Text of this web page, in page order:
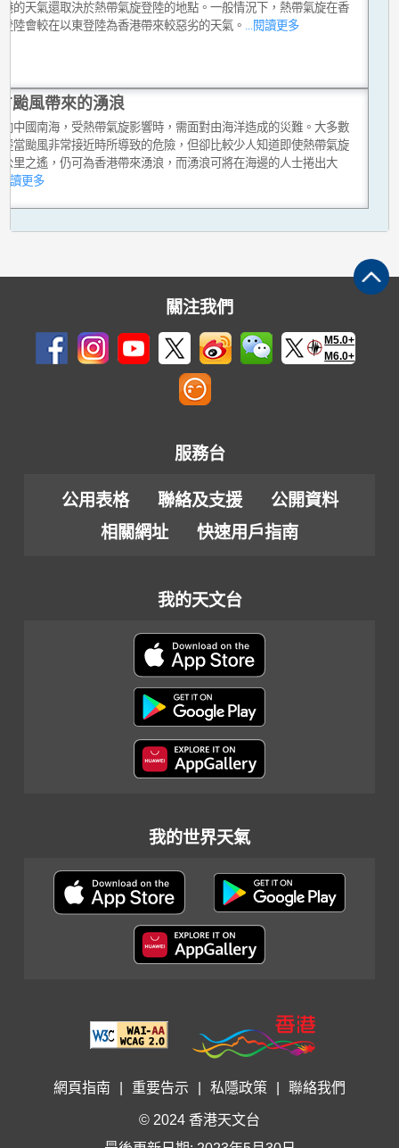
的天氣還取決於熱帶氣旋登陸的地點。一般情況下，熱帶氣旋在香
陸會較在以東登陸為香港帶來較惡劣的天氣。 ...閱讀更多
颱風帶來的湧浪
中國南海，受熱帶氣旋影響時，需面對由海洋造成的災難。大多數
當颱風非常接近時所導致的危險，但卻比較少人知道即使熱帶氣旋
里之遙，仍可為香港帶來湧浪，而湧浪可將在海邊的人士捲出大
讀更多
關注我們
M5.0+
M6.0+
服務台
公用表格 聯絡及支援
公開資料
相關網址
快速用戶指南
我的天文台
我的世界天氣
網頁指南 重要告示 私隱政策 聯絡我們
© 2024 香港天文台